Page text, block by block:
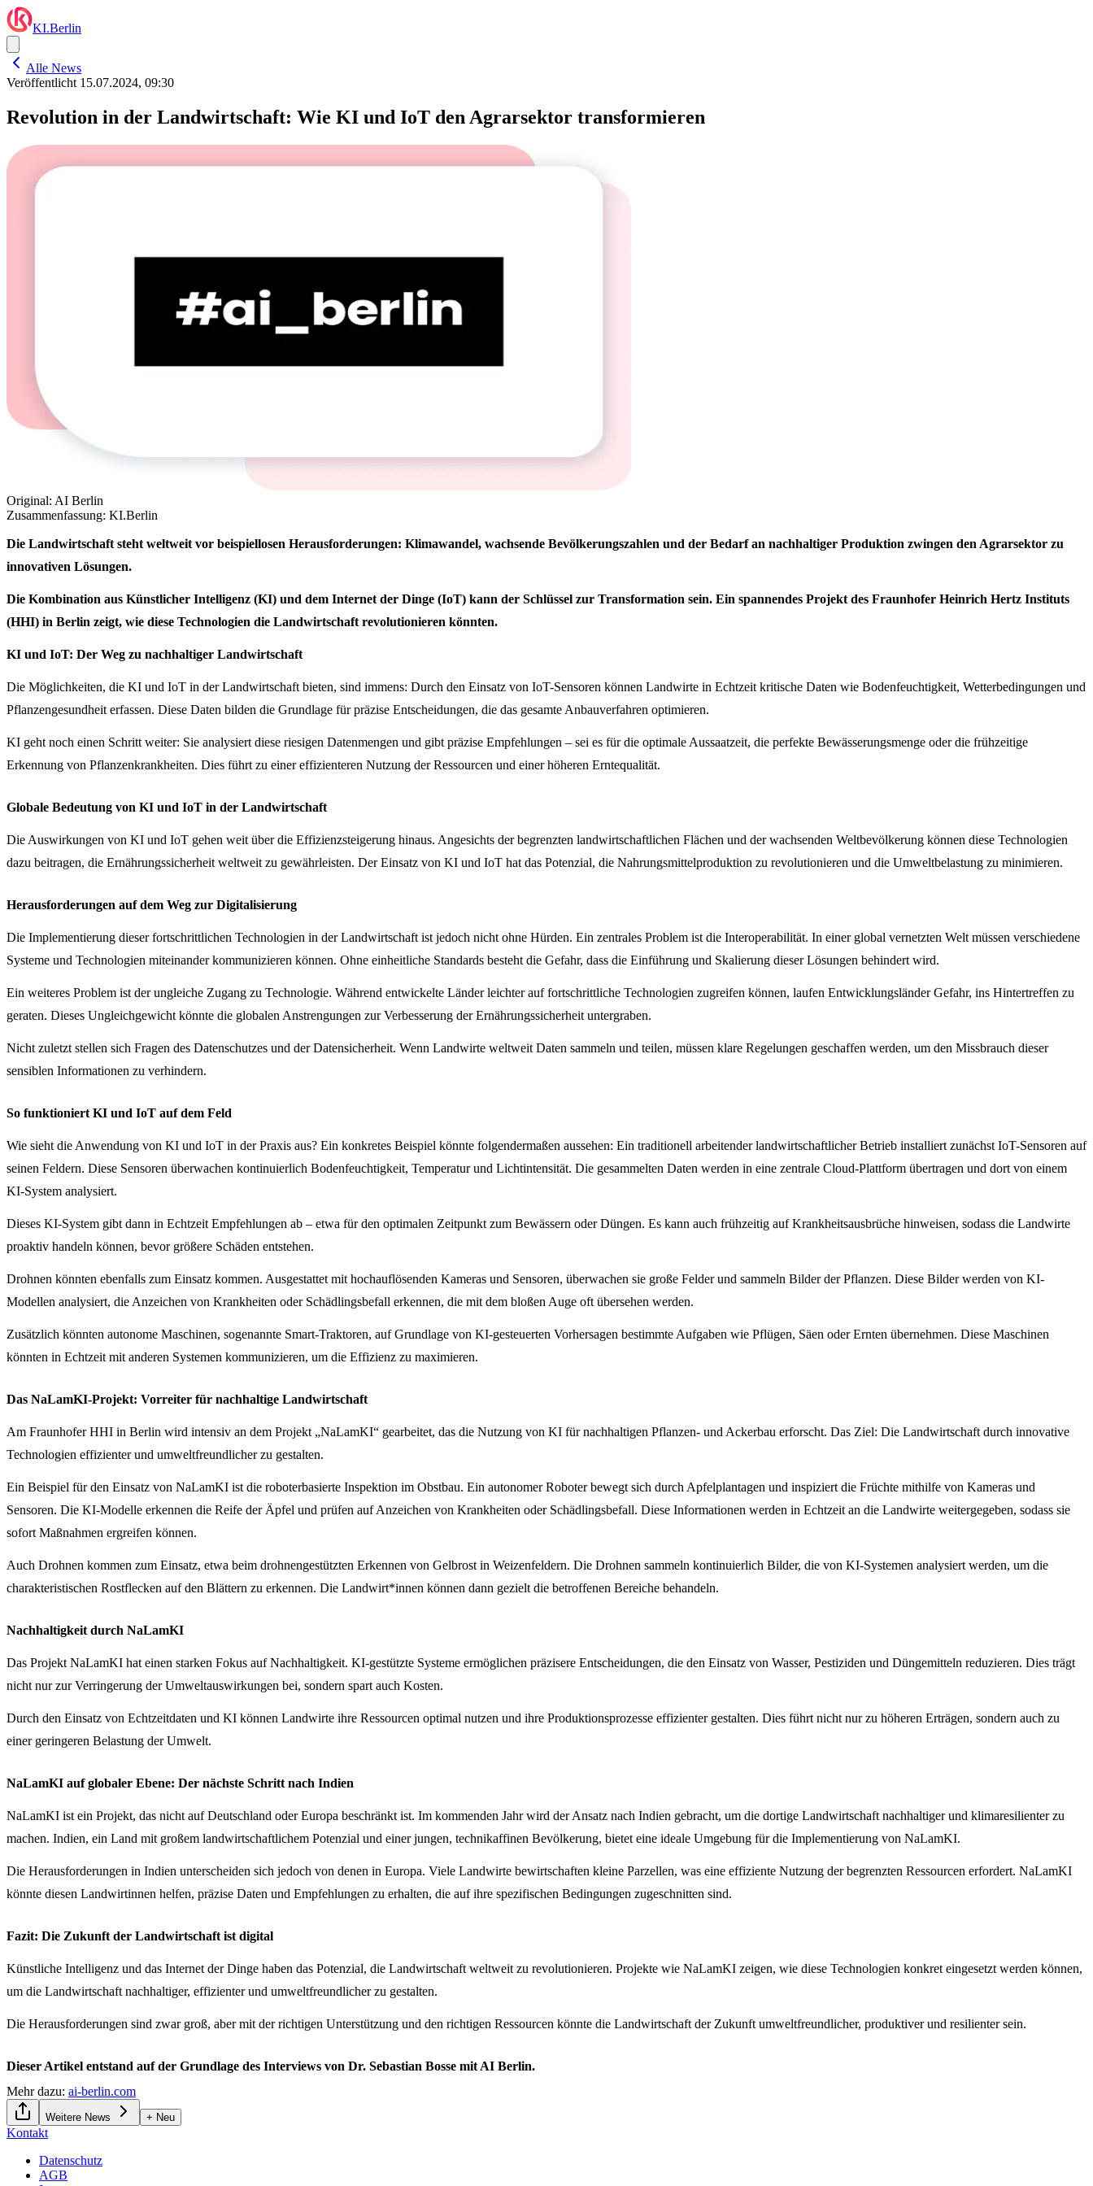
KI.Berlin
Alle News
Veröffentlicht 15.07.2024, 09:30
Revolution in der Landwirtschaft: Wie KI und IoT den Agrarsektor transformieren
Original: AI Berlin
Zusammenfassung: KI.Berlin
Die Landwirtschaft steht weltweit vor beispiellosen Herausforderungen: Klimawandel, wachsende Bevölkerungszahlen und der Bedarf an nachhaltiger Produktion zwingen den Agrarsektor zu
innovativen Lösungen.
Die Kombination aus Künstlicher Intelligenz (KI) und dem Internet der Dinge (IoT) kann der Schlüssel zur Transformation sein. Ein spannendes Projekt des Fraunhofer Heinrich Hertz Instituts
(HHI) in Berlin zeigt, wie diese Technologien die Landwirtschaft revolutionieren könnten.
KI und IoT: Der Weg zu nachhaltiger Landwirtschaft
Die Möglichkeiten, die KI und IoT in der Landwirtschaft bieten, sind immens: Durch den Einsatz von IoT-Sensoren können Landwirte in Echtzeit kritische Daten wie Bodenfeuchtigkeit, Wetterbedingungen und
Pflanzengesundheit erfassen. Diese Daten bilden die Grundlage für präzise Entscheidungen, die das gesamte Anbauverfahren optimieren.
KI geht noch einen Schritt weiter: Sie analysiert diese riesigen Datenmengen und gibt präzise Empfehlungen – sei es für die optimale Aussaatzeit, die perfekte Bewässerungsmenge oder die frühzeitige
Erkennung von Pflanzenkrankheiten. Dies führt zu einer effizienteren Nutzung der Ressourcen und einer höheren Erntequalität.
Globale Bedeutung von KI und IoT in der Landwirtschaft
Die Auswirkungen von KI und IoT gehen weit über die Effizienzsteigerung hinaus. Angesichts der begrenzten landwirtschaftlichen Flächen und der wachsenden Weltbevölkerung können diese Technologien
dazu beitragen, die Ernährungssicherheit weltweit zu gewährleisten. Der Einsatz von KI und IoT hat das Potenzial, die Nahrungsmittelproduktion zu revolutionieren und die Umweltbelastung zu minimieren.
Herausforderungen auf dem Weg zur Digitalisierung
Die Implementierung dieser fortschrittlichen Technologien in der Landwirtschaft ist jedoch nicht ohne Hürden. Ein zentrales Problem ist die Interoperabilität. In einer global vernetzten Welt müssen verschiedene
Systeme und Technologien miteinander kommunizieren können. Ohne einheitliche Standards besteht die Gefahr, dass die Einführung und Skalierung dieser Lösungen behindert wird.
Ein weiteres Problem ist der ungleiche Zugang zu Technologie. Während entwickelte Länder leichter auf fortschrittliche Technologien zugreifen können, laufen Entwicklungsländer Gefahr, ins Hintertreffen zu
geraten. Dieses Ungleichgewicht könnte die globalen Anstrengungen zur Verbesserung der Ernährungssicherheit untergraben.
Nicht zuletzt stellen sich Fragen des Datenschutzes und der Datensicherheit. Wenn Landwirte weltweit Daten sammeln und teilen, müssen klare Regelungen geschaffen werden, um den Missbrauch dieser
sensiblen Informationen zu verhindern.
So funktioniert KI und IoT auf dem Feld
Wie sieht die Anwendung von KI und IoT in der Praxis aus? Ein konkretes Beispiel könnte folgendermaßen aussehen: Ein traditionell arbeitender landwirtschaftlicher Betrieb installiert zunächst IoT-Sensoren auf
seinen Feldern. Diese Sensoren überwachen kontinuierlich Bodenfeuchtigkeit, Temperatur und Lichtintensität. Die gesammelten Daten werden in eine zentrale Cloud-Plattform übertragen und dort von einem
KI-System analysiert.
Dieses KI-System gibt dann in Echtzeit Empfehlungen ab – etwa für den optimalen Zeitpunkt zum Bewässern oder Düngen. Es kann auch frühzeitig auf Krankheitsausbrüche hinweisen, sodass die Landwirte
proaktiv handeln können, bevor größere Schäden entstehen.
Drohnen könnten ebenfalls zum Einsatz kommen. Ausgestattet mit hochauflösenden Kameras und Sensoren, überwachen sie große Felder und sammeln Bilder der Pflanzen. Diese Bilder werden von KI-
Modellen analysiert, die Anzeichen von Krankheiten oder Schädlingsbefall erkennen, die mit dem bloßen Auge oft übersehen werden.
Zusätzlich könnten autonome Maschinen, sogenannte Smart-Traktoren, auf Grundlage von KI-gesteuerten Vorhersagen bestimmte Aufgaben wie Pflügen, Säen oder Ernten übernehmen. Diese Maschinen
könnten in Echtzeit mit anderen Systemen kommunizieren, um die Effizienz zu maximieren.
Das NaLamKI-Projekt: Vorreiter für nachhaltige Landwirtschaft
Am Fraunhofer HHI in Berlin wird intensiv an dem Projekt „NaLamKI“ gearbeitet, das die Nutzung von KI für nachhaltigen Pflanzen- und Ackerbau erforscht. Das Ziel: Die Landwirtschaft durch innovative
Technologien effizienter und umweltfreundlicher zu gestalten.
Ein Beispiel für den Einsatz von NaLamKI ist die roboterbasierte Inspektion im Obstbau. Ein autonomer Roboter bewegt sich durch Apfelplantagen und inspiziert die Früchte mithilfe von Kameras und
Sensoren. Die KI-Modelle erkennen die Reife der Äpfel und prüfen auf Anzeichen von Krankheiten oder Schädlingsbefall. Diese Informationen werden in Echtzeit an die Landwirte weitergegeben, sodass sie
sofort Maßnahmen ergreifen können.
Auch Drohnen kommen zum Einsatz, etwa beim drohnengestützten Erkennen von Gelbrost in Weizenfeldern. Die Drohnen sammeln kontinuierlich Bilder, die von KI-Systemen analysiert werden, um die
charakteristischen Rostflecken auf den Blättern zu erkennen. Die Landwirt*innen können dann gezielt die betroffenen Bereiche behandeln.
Nachhaltigkeit durch NaLamKI
Das Projekt NaLamKI hat einen starken Fokus auf Nachhaltigkeit. KI-gestützte Systeme ermöglichen präzisere Entscheidungen, die den Einsatz von Wasser, Pestiziden und Düngemitteln reduzieren. Dies trägt
nicht nur zur Verringerung der Umweltauswirkungen bei, sondern spart auch Kosten.
Durch den Einsatz von Echtzeitdaten und KI können Landwirte ihre Ressourcen optimal nutzen und ihre Produktionsprozesse effizienter gestalten. Dies führt nicht nur zu höheren Erträgen, sondern auch zu
einer geringeren Belastung der Umwelt.
NaLamKI auf globaler Ebene: Der nächste Schritt nach Indien
NaLamKI ist ein Projekt, das nicht auf Deutschland oder Europa beschränkt ist. Im kommenden Jahr wird der Ansatz nach Indien gebracht, um die dortige Landwirtschaft nachhaltiger und klimaresilienter zu
machen. Indien, ein Land mit großem landwirtschaftlichem Potenzial und einer jungen, technikaffinen Bevölkerung, bietet eine ideale Umgebung für die Implementierung von NaLamKI.
Die Herausforderungen in Indien unterscheiden sich jedoch von denen in Europa. Viele Landwirte bewirtschaften kleine Parzellen, was eine effiziente Nutzung der begrenzten Ressourcen erfordert. NaLamKI
könnte diesen Landwirtinnen helfen, präzise Daten und Empfehlungen zu erhalten, die auf ihre spezifischen Bedingungen zugeschnitten sind.
Fazit: Die Zukunft der Landwirtschaft ist digital
Künstliche Intelligenz und das Internet der Dinge haben das Potenzial, die Landwirtschaft weltweit zu revolutionieren. Projekte wie NaLamKI zeigen, wie diese Technologien konkret eingesetzt werden können,
um die Landwirtschaft nachhaltiger, effizienter und umweltfreundlicher zu gestalten.
Die Herausforderungen sind zwar groß, aber mit der richtigen Unterstützung und den richtigen Ressourcen könnte die Landwirtschaft der Zukunft umweltfreundlicher, produktiver und resilienter sein.
Dieser Artikel entstand auf der Grundlage des Interviews von Dr. Sebastian Bosse mit AI Berlin.
Mehr dazu: ai-berlin.com
Weitere News + Neu
Kontakt
Datenschutz
AGB